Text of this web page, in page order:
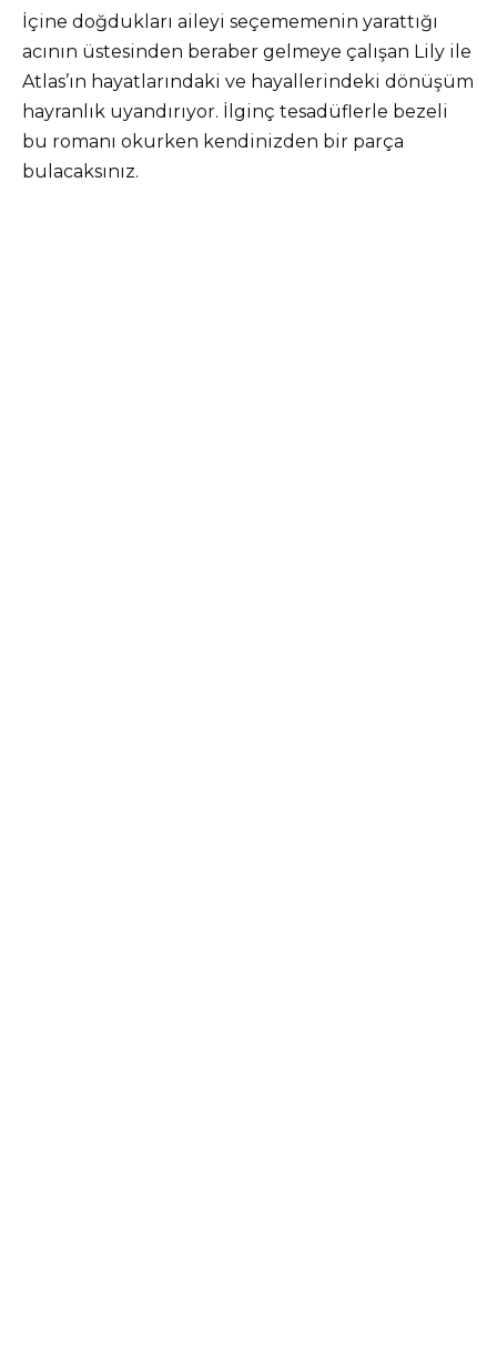
İçine doğdukları aileyi seçememenin yarattığı
acının üstesinden beraber gelmeye çalışan Lily ile
Atlas’ın hayatlarındaki ve hayallerindeki dönüşüm
hayranlık uyandırıyor. İlginç tesadüflerle bezeli
bu romanı okurken kendinizden bir parça
bulacaksınız.